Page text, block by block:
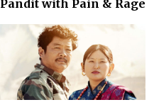
Pandit with Pain & Rage